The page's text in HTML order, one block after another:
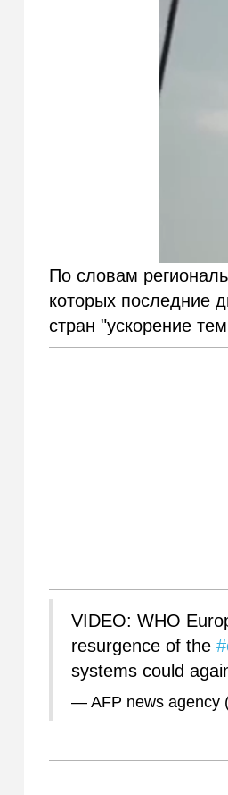
По словам
которых последние
стран "ускорение
VIDEO: WHO
resurgence of the
systems could
— AFP news agency